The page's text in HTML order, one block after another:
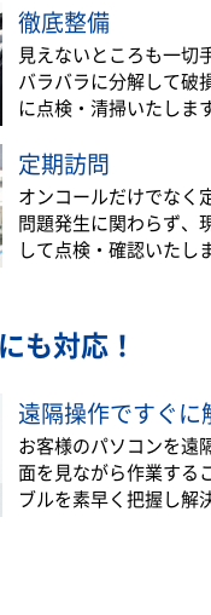
徹底整備
見えないところも一切
バラバラに分解して破
に点検・清掃いたします
定期訪問
オンコールだけでなく
問題発生に関わらず、
して点検・確認いたし
も対応！
遠隔操作ですぐに
お客様のパソコンを遠
面を見ながら作業する
ブルを素早く把握し解